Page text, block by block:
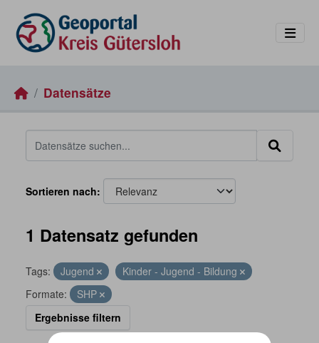
Datensätze
Sortieren nach
1 Datensatz gefunden
Tags: Jugend
Kinder - Jugend - Bildung
Formate:
SHP
Ergebnisse filtern